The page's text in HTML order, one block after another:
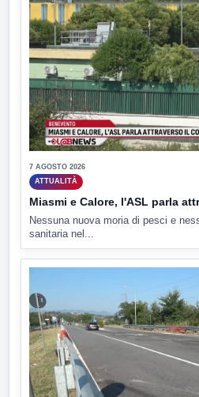
7 AGOSTO 2026
ATTUALITÀ
Miasmi e Calore, l'ASL parla
Nessuna nuova moria di pesci e
sanitaria nel...